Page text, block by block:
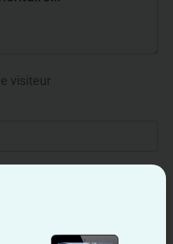
visiteur
replies to my comment
browser for the next time I comment